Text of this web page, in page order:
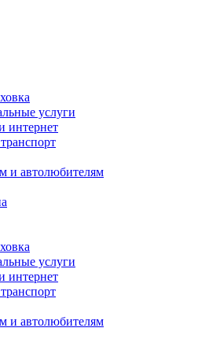
услуги
интернет
и автолюбителям
услуги
интернет
и автолюбителям